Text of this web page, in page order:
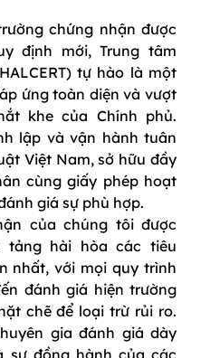
chứng nhận được
định mới, Trung tâm
tự hào là một
ứng toàn diện và vượt
khe của Chính phủ.
lập và vận hành tuân
Việt Nam, sở hữu đầy
cùng giấy phép hoạt
giá sự phù hợp.
của chúng tôi được
tảng hài hòa các tiêu
nhất, với mọi quy trình
đánh giá hiện trường
chẽ để loại trừ rủi ro.
gia đánh giá dày